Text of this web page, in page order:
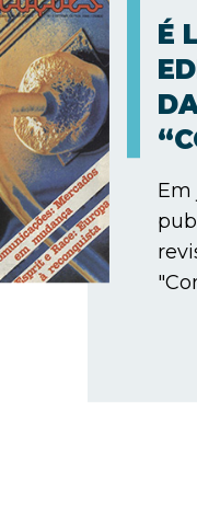
É
Em